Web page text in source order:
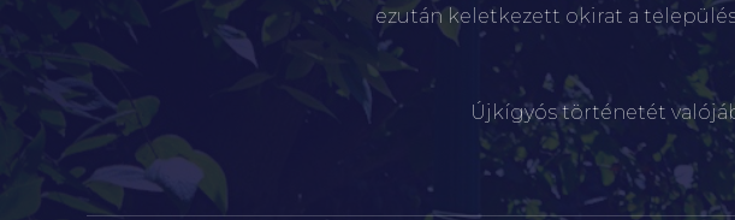
ezután keletkezett okirat a
Újkígyós történetét